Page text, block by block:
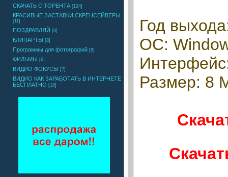
СКАЧАТЬ С ТОРЕНТА [124]
КРАСИВЫЕ ЗАСТАВКИ СКРЕНСЕЙВЕРЫ
[11]
ПОЗДРАВЛЯЙ [0]
КЛИПАРТЫ [8]
Программы для фотографий [8]
ФИЛЬМЫ [6]
ВИДИО ФОКУСЫ [7]
ВИДИО КАК ЗАРАБОТАТЬ В ИНТЕРНЕТЕ
БЕСПЛАТНО [10]
Год
ОС:
Размер: 8